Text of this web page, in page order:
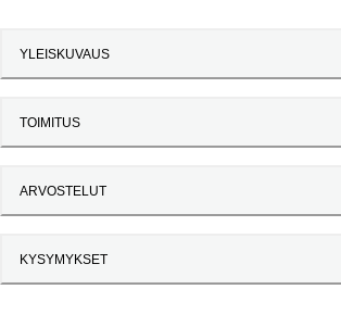
YLEISKUVAUS
TOIMITUS
ARVOSTELUT
KYSYMYKSET